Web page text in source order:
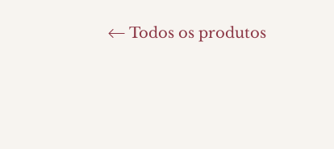
Todos os produtos